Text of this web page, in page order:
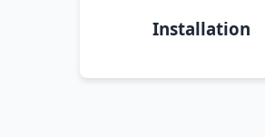
Installation